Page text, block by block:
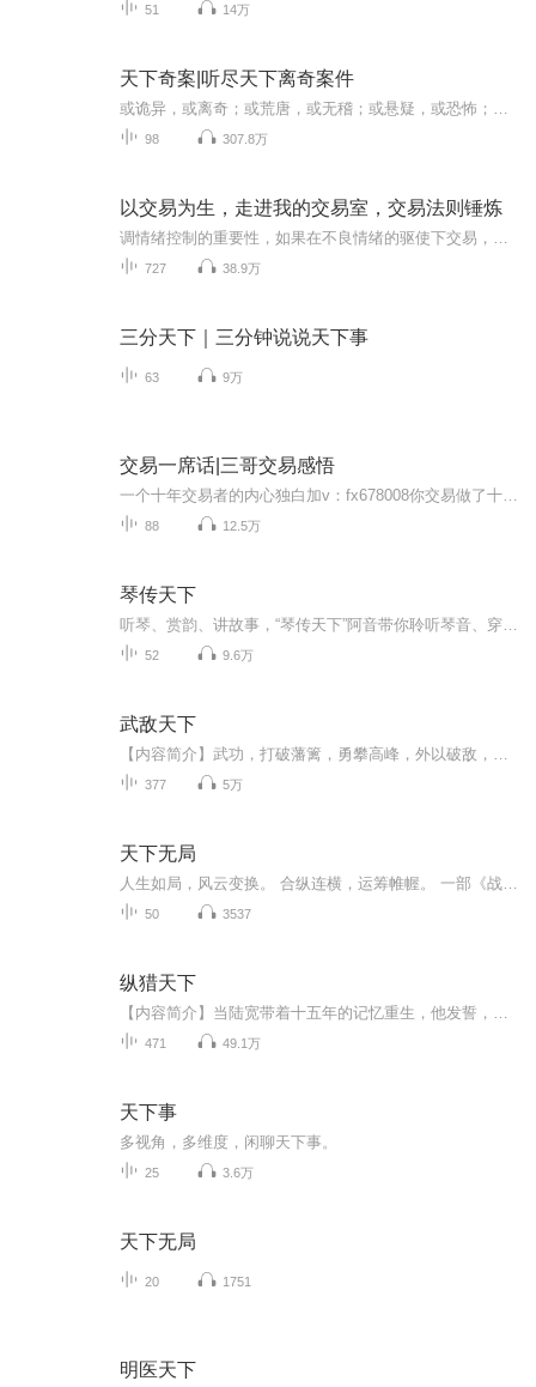
51 14万
天下奇案|听尽天下离奇案件
98 307.8万
以交易为生，走进我的交易室，交易法则锤炼
727 38.9万
三分天下｜三分钟说说天下事
63 9万
交易一席话|三哥交易感悟
88 12.5万
琴传天下
52 9.6万
武敌天下
377 5万
天下无局
50 3537
纵猎天下
471 49.1万
天下事
多视角，多维度，闲聊天下事。
25 3.6万
天下无局
20 1751
明医天下